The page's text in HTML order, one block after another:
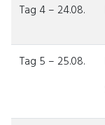
Tag 4 – 24.08.
Tag 5 – 25.08.